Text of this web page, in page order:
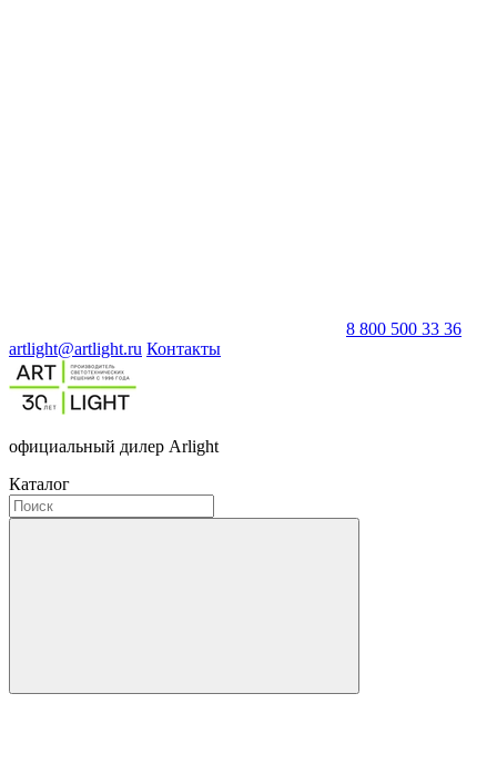
8 800 500 33 36
artlight@artlight.ru Контакты
официальный дилер Arlight
Каталог